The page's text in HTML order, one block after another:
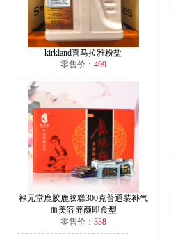
kirkland喜马拉雅粉盐
零售价： 499
禄元堂鹿胶鹿胶糕300克普通装补气
血美容养颜即食型
零售价： 338